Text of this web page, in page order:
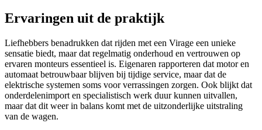
Ervaringen uit de praktijk
Liefhebbers benadrukken dat rijden met een Virage een unieke
sensatie biedt, maar dat regelmatig onderhoud en vertrouwen op
ervaren monteurs essentieel is. Eigenaren rapporteren dat motor en
automaat betrouwbaar blijven bij tijdige service, maar dat de
elektrische systemen soms voor verrassingen zorgen. Ook blijkt dat
onderdelenimport en specialistisch werk duur kunnen uitvallen,
maar dat dit weer in balans komt met de uitzonderlijke uitstraling
van de wagen.